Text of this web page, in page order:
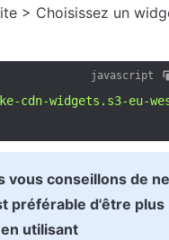
> Choisissez un
javascript
widgets.s3-eu-west-
vous conseillons de ne
préférable d'être plus
utilisant